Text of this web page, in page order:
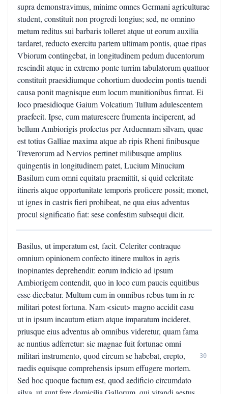
supra demonstravimus, minime omnes Germani agriculturae
student, constituit non progredi longius; sed, ne omnino
metum reditus sui barbaris tolleret atque ut eorum auxilia
tardaret, reducto exercitu partem ultimam pontis, quae ripas
Vbiorum contingebat, in longitudinem pedum ducentorum
rescindit atque in extremo ponte turrim tabulatorum quattuor
constituit praesidiumque cohortium duodecim pontis tuendi
causa ponit magnisque eum locum munitionibus firmat. Ei
loco praesidioque Gaium Volcatium Tullum adulescentem
praefecit. Ipse, cum maturescere frumenta inciperent, ad
bellum Ambiorigis profectus per Arduennam silvam, quae
est totius Galliae maxima atque ab ripis Rheni finibusque
Treverorum ad Nervios pertinet milibusque amplius
quingentis in longitudinem patet, Lucium Minucium
Basilum cum omni equitatu praemittit, si quid celeritate
itineris atque opportunitate temporis proficere possit; monet,
ut ignes in castris fieri prohibeat, ne qua eius adventus
procul significatio fiat: sese confestim subsequi dicit.
Basilus, ut imperatum est, facit. Celeriter contraque
omnium opinionem confecto itinere multos in agris
inopinantes deprehendit: eorum indicio ad ipsum
Ambiorigem contendit, quo in loco cum paucis equitibus
esse dicebatur. Multum cum in omnibus rebus tum in re
militari potest fortuna. Nam <sicut> magno accidit casu
ut in ipsum incautum etiam atque imparatum incideret,
priusque eius adventus ab omnibus videretur, quam fama
ac nuntius adferretur: sic magnae fuit fortunae omni
militari instrumento, quod circum se habebat, erepto,
raedis equisque comprehensis ipsum effugere mortem.
Sed hoc quoque factum est, quod aedificio circumdato
30